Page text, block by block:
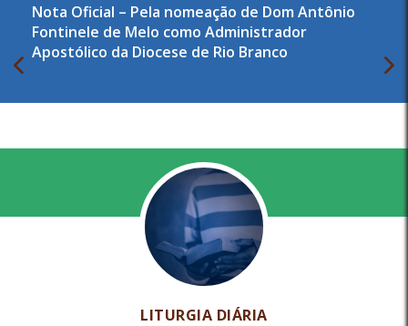
Nota Oficial – Pela nomeação de Dom Antônio
Fontinele de Melo como Administrador
Apostólico da Diocese de Rio Branco
LITURGIA DIÁRIA